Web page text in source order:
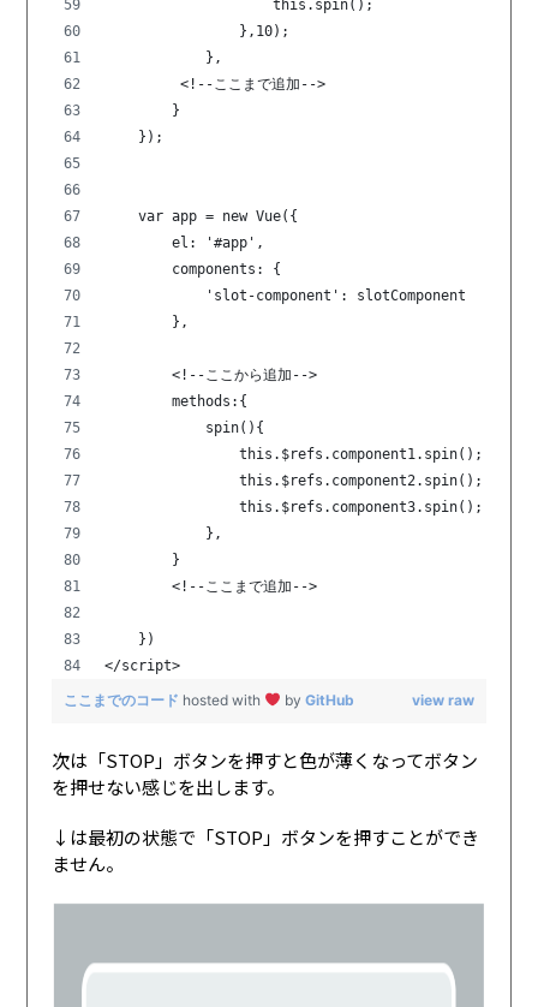
                    this.spin();
                },10);
            },
         <!--ここまで追加-->
        }
    });
    var app = new Vue({
        el: '#app',
        components: {
            'slot-component': slotComponent
        },
        <!--ここから追加-->
        methods:{
            spin(){
                this.$refs.component1.spin();
                this.$refs.component2.spin();
                this.$refs.component3.spin();
            },
        }
        <!--ここまで追加-->
    })
</script>
view raw
ここまでのコード hosted with byGitHub
次は「STOP」ボタンを押すと色が薄くなってボタン
を押せない感じを出します。
↓は最初の状態で「STOP」ボタンを押すことができ
ません。